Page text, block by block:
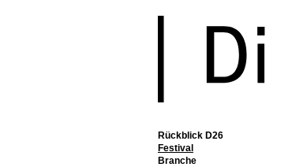
Rückblick D26
Festival
Branche